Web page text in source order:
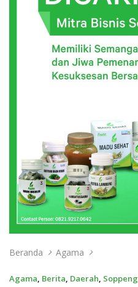
Beranda Agama
Agama, Berita, Daerah, Soppeng